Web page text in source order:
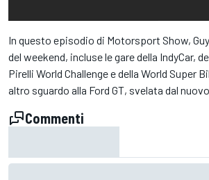
In questo episodio di Motorsport Show,
del weekend, incluse le gare della IndyCar,
Pirelli World Challenge e della World Super
altro sguardo alla Ford GT, svelata dal
Commenti